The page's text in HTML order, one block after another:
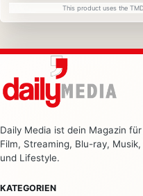
This product uses the
Daily Media ist dein Magazin für
Film, Streaming, Blu-ray,
und Lifestyle.
KATEGORIEN